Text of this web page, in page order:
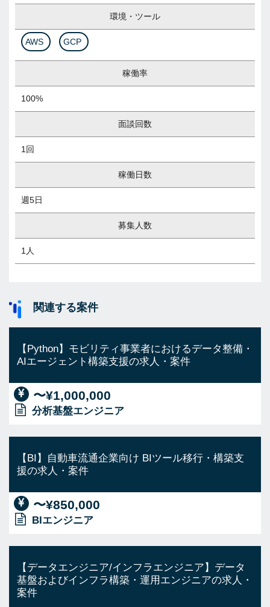
環境・ツール
AWS GCP
稼働率
100%
面談回数
1回
稼働日数
週5日
募集人数
1人
関連する案件
【Python】モビリティ事業者におけるデータ整備・
AIエージェント構築支援の求人・案件
〜¥1,000,000
分析基盤エンジニア
【BI】自動車流通企業向け BIツール移行・構築支
援の求人・案件
〜¥850,000
BIエンジニア
【データエンジニア/インフラエンジニア】データ
基盤およびインフラ構築・運用エンジニアの求人・
案件